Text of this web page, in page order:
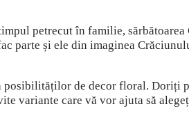
petrecut în familie,
parte și ele din imaginea
posibilităților de decor floral. Doriți
variante care vă vor ajuta să